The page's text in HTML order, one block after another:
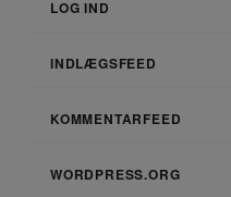
LOG IND
INDLÆGSFEED
KOMMENTARFEED
WORDPRESS.ORG